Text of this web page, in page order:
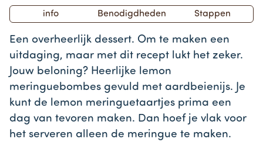
info Benodigdheden Stappen
Een overheerlijk dessert. Om te maken een
uitdaging, maar met dit recept lukt het zeker.
Jouw beloning? Heerlijke lemon
meringuebombes gevuld met aardbeienijs. Je
kunt de lemon meringuetaartjes prima een
dag van tevoren maken. Dan hoef je vlak voor
het serveren alleen de meringue te maken.